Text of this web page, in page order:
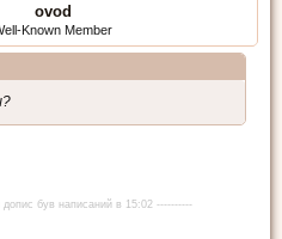
ovod
Known Member
був написаний в 15:02 ----------